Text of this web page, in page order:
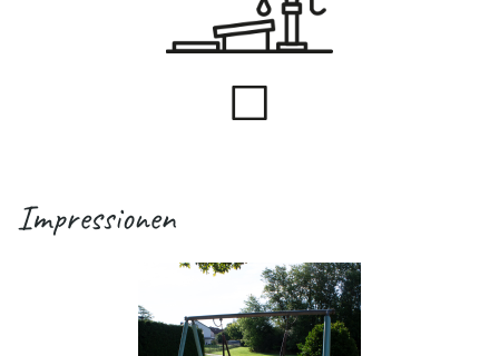
Impressionen.